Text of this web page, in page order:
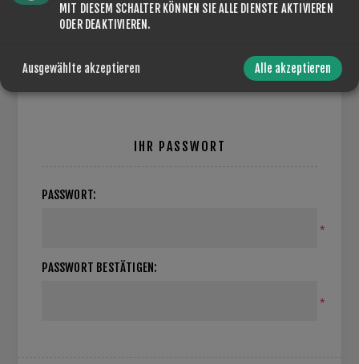
NEWSLETTER
IHR PASSWORT
PASSWORT:
*
PASSWORT BESTÄTIGEN:
*
MIT DIESEM SCHALTER KÖNNEN SIE ALLE DIENSTE AKTIVIEREN
ODER DEAKTIVIEREN.
Ausgewählte akzeptieren Alle akzeptieren